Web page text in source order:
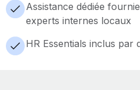
Assistance dédiée
experts internes locaux
HR Essentials inclus par